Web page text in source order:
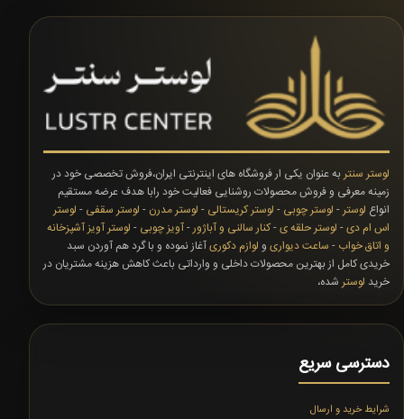
لوستر سنتر به عنوان یکی ار فروشگاه های اینترنتی ایران،فروش تخصصی خود در
زمینه معرفی و فروش محصولات روشنایی فعالیت خود رابا هدف عرضه مستقیم
انواع لوستر - لوستر چوبی - لوستر کریستالی - لوستر مدرن - لوستر سقفی - لوستر
اس ام دی- لوستر حلقه ی-کنار سالنی و آباژور-آویز چوبی - لوستر آویز آشپزخانه
و اتاق خواب - ساعت دیواری و لوازم دکوریآغاز نموده و با گرد هم آوردن سبد
خریدی کامل از بهترین محصولات داخلی و وارداتی باعث کاهش هزینه مشتریان در
خرید لوستر شده،
دسترسی سریع
شرایط خرید و ارسال